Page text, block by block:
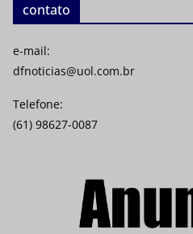
contato
e-mail:
dfnoticias@uol.com.br
Telefone:
(61) 98627-0087